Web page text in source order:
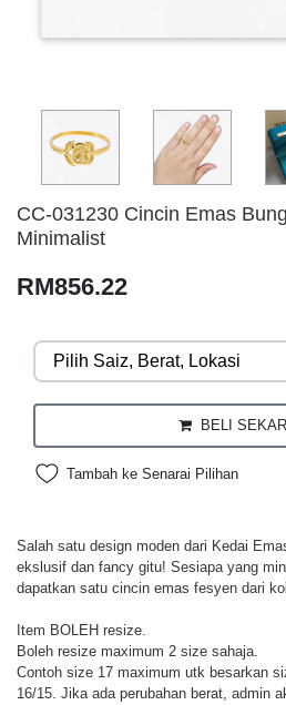
CC-031230 Cincin Emas
Minimalist
RM856.22
BELI
Tambah ke Senarai Pilihan
Salah satu design moden dari Kedai
ekslusif dan fancy gitu! Sesiapa yang
dapatkan satu cincin emas fesyen dari
Item BOLEH resize.
Boleh resize maximum 2 size sahaja.
Contoh size 17 maximum utk besarkan
16/15. Jika ada perubahan berat, admin